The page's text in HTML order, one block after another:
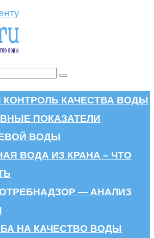
КОНТРОЛЬ КАЧЕСТВА ВОДЫ
ПОКАЗАТЕЛИ
ВОДЫ
ВОДА ИЗ КРАНА – ЧТО
— АНАЛИЗ
НА КАЧЕСТВО ВОДЫ